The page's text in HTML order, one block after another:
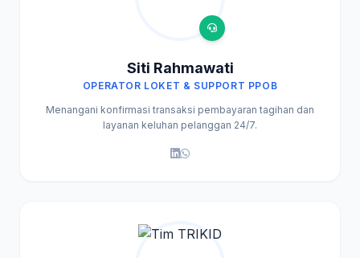
Siti Rahmawati
OPERATOR LOKET & SUPPORT PPOB
Menangani konfirmasi transaksi pembayaran tagihan dan
layanan keluhan pelanggan 24/7.